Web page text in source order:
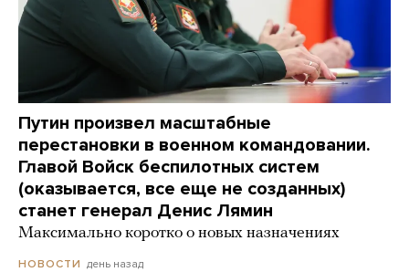
Путин произвел масштабные
перестановки в военном командовании.
Главой Войск беспилотных систем
(оказывается, все еще не созданных)
станет генерал Денис Лямин
Максимально коротко о новых назначениях
НОВОСТИ день назад